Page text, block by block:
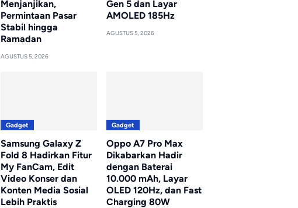
Menjanjikan,
Permintaan Pasar
Stabil hingga
Ramadan
AGUSTUS 5, 2026
Gen 5 dan Layar
AMOLED 185Hz
AGUSTUS 5, 2026
Gadget
Samsung Galaxy Z
Fold 8 Hadirkan Fitur
My FanCam, Edit
Video Konser dan
Konten Media Sosial
Lebih Praktis
Gadget
Oppo A7 Pro Max
Dikabarkan Hadir
dengan Baterai
10.000 mAh, Layar
OLED 120Hz, dan Fast
Charging 80W